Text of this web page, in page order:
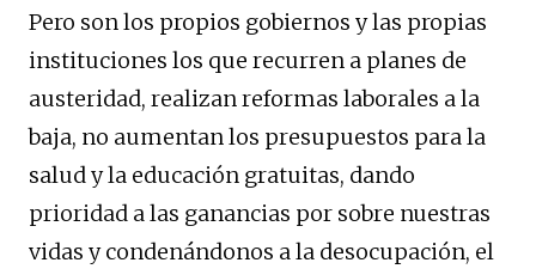
Pero son los propios gobiernos y las propias
instituciones los que recurren a planes de
austeridad, realizan reformas laborales a la
baja, no aumentan los presupuestos para la
salud y la educación gratuitas, dando
prioridad a las ganancias por sobre nuestras
vidas y condenándonos a la desocupación, el